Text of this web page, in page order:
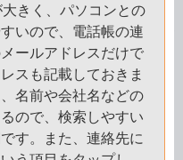
きく、パソコンとの
いので、電話帳の連
ールアドレスだけで
スも記載しておきま
名前や会社名などの
ので、検索しやすい
す。また、連絡先に